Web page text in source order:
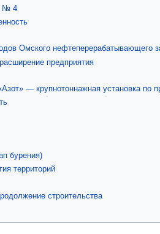
№ 4
Омского нефтеперерабатывающего
предприятия
— крупнотоннажная установка по
бурения)
территорий
строительства